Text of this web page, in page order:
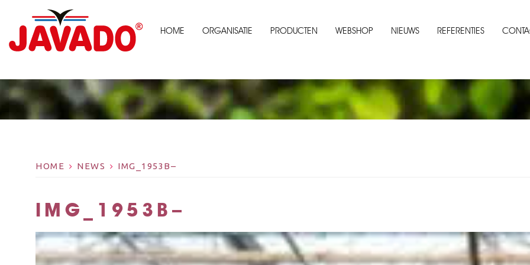
HOME ORGANISATIE PRODUCTEN WEBSHOP NIEUWS REFERENTIES
HOME NEWS IMG_1953B–
IMG_1953B–